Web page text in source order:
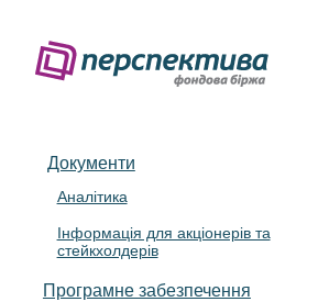
Документи
Аналітика
Інформація для акціонерів та
стейкхолдерів
Програмне забезпечення